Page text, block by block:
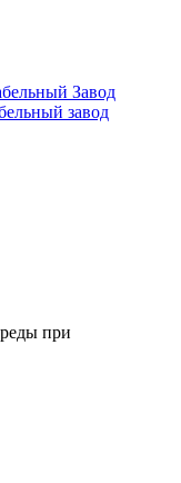
Завод
завод
при